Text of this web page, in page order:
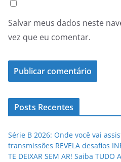
Salvar meus dados neste
vez que eu comentar.
Posts Recentes
Série B 2026: Onde você vai
transmissões REVELA desafios
TE DEIXAR SEM AR! Saiba TUDO